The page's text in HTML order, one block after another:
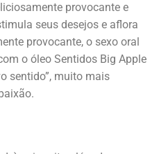
provocante e
seus desejos e aflora
provocante, o sexo oral
o óleo Sentidos Big Apple
sentido”, muito mais